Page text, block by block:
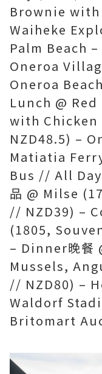
Brownie with
Waiheke
Palm Beach
Oneroa
Oneroa
Lunch @
with Chicken
NZD48.5) –
Matiatia
Bus // All
品 @ Milse
// NZD39) –
(1805,
– Dinner晚餐
Mussels,
// NZD80) –
Waldorf
Britomart